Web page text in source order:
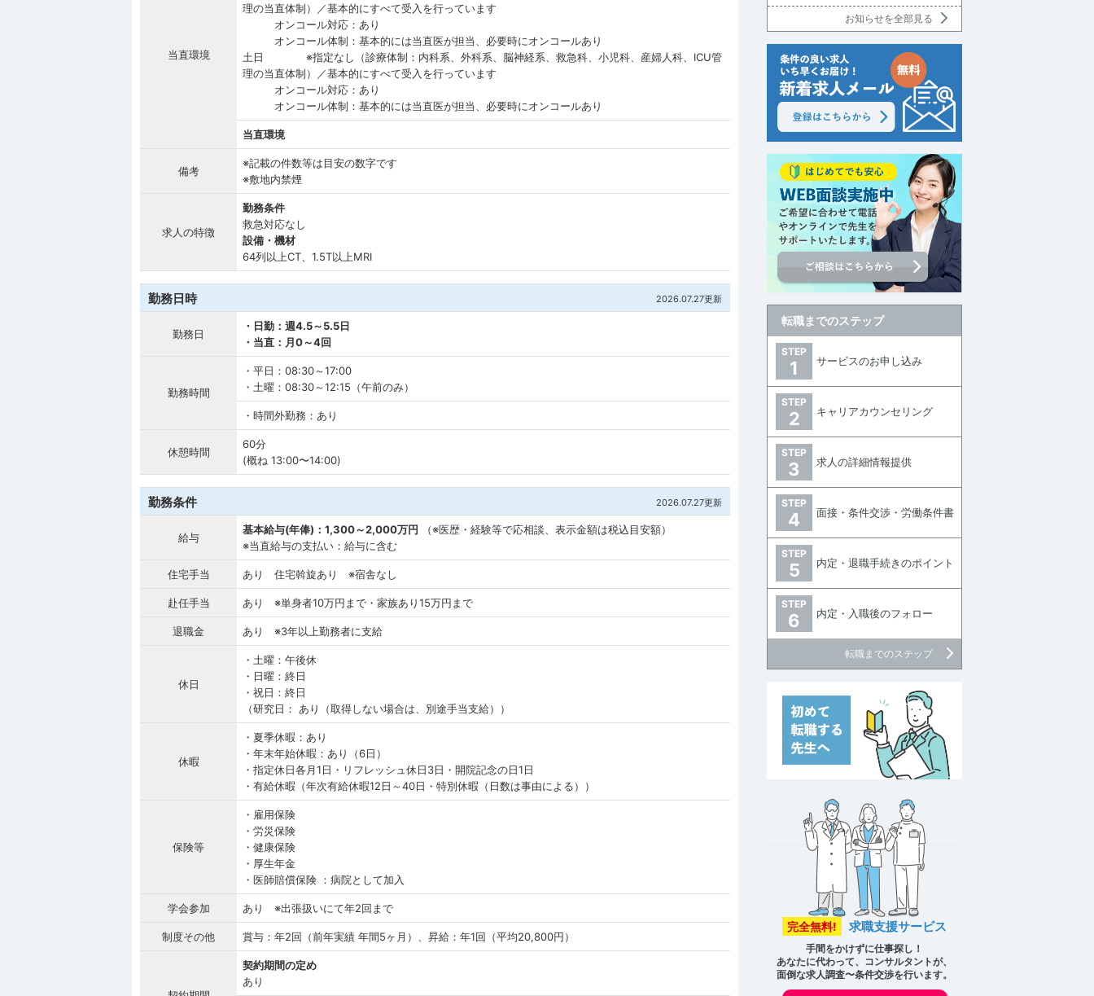
当直環境
理の当直体制）／基本的にすべて受入を行っています
オンコール対応：あり
オンコール体制：基本的には当直医が担当、必要時にオンコールあり
土日 ※指定なし（診療体制：内科系、外科系、脳神経系、救急科、小児科、産婦人科、ICU管
理の当直体制）／基本的にすべて受入を行っています
オンコール対応：あり
オンコール体制：基本的には当直医が担当、必要時にオンコールあり
当直環境
備考
※記載の件数等は目安の数字です
※敷地内禁煙
求人の特徴
勤務条件
救急対応なし
設備・機材
64列以上CT、1.5T以上MRI
勤務日時 2026.07.27更新
勤務日
・日勤：週4.5～5.5日
・当直：月0～4回
勤務時間
・平日：08:30～17:00
・土曜：08:30～12:15（午前のみ）
・時間外勤務：あり
休憩時間
60分
(概ね 13:00〜14:00)
勤務条件 2026.07.27更新
給与
基本給与(年俸)：1,300～2,000万円 （※医歴・経験等で応相談、表示金額は税込目安額）
※当直給与の支払い：給与に含む
住宅手当 あり 住宅斡旋あり ※宿舎なし
赴任手当 あり ※単身者10万円まで・家族あり15万円まで
退職金 あり ※3年以上勤務者に支給
休日
・土曜：午後休
・日曜：終日
・祝日：終日
（研究日： あり（取得しない場合は、別途手当支給））
休暇
・夏季休暇：あり
・年末年始休暇：あり（6日）
・指定休日各月1日・リフレッシュ休日3日・開院記念の日1日
・有給休暇（年次有給休暇12日～40日・特別休暇（日数は事由による））
保険等
・雇用保険
・労災保険
・健康保険
・厚生年金
・医師賠償保険 ：病院として加入
学会参加 あり ※出張扱いにて年2回まで
制度その他 賞与：年2回（前年実績 年間5ヶ月）、昇給：年1回（平均20,800円）
契約期間の定め
あり
お知らせを全部見る
転職までのステップ
STEP
1 サービスのお申し込み
STEP
2 キャリアカウンセリング
STEP
3 求人の詳細情報提供
STEP
4 面接・条件交渉・労働条件書
STEP
5 内定・退職手続きのポイント
STEP
6 内定・入職後のフォロー
転職までのステップ
完全無料! 求職支援サービス
手間をかけずに仕事探し！
あなたに代わって、コンサルタントが、
面倒な求人調査〜条件交渉を行います。